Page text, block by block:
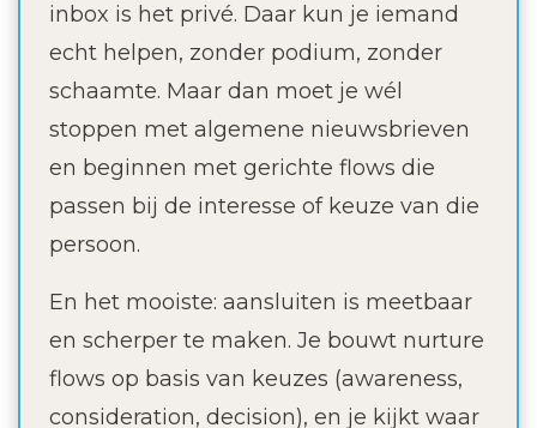
inbox is het privé. Daar kun je iemand
echt helpen, zonder podium, zonder
schaamte. Maar dan moet je wél
stoppen met algemene nieuwsbrieven
en beginnen met gerichte flows die
passen bij de interesse of keuze van die
persoon.
En het mooiste: aansluiten is meetbaar
en scherper te maken. Je bouwt nurture
flows op basis van keuzes (awareness,
consideration, decision), en je kijkt waar